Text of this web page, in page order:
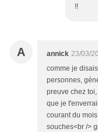
!!
A annick 23/03/
comme je
personnes,
preuve chez
que je
courant du
souches<br />